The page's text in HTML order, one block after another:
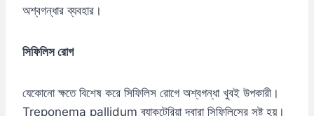
অশ্বগন্ধার ব্যবহার।
সিফিলিস রোগ
যেকোনো ক্ষতে বিশেষ করে সিফিলিস রোগে অশ্বগন্ধা খুবই উপকারী।
Treponema pallidum ব্যাকটেরিয়া দ্বারা সিফিলিসের সৃষ্ট হয়।